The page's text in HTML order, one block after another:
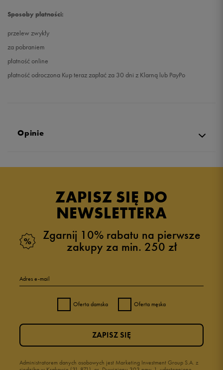
Sposoby płatności:
przelew zwykły
za pobraniem
płatność online
płatność odroczona Kup teraz zapłać za 30 dni z Klarną lub PayPo
Opinie
ZAPISZ SIĘ DO
NEWSLETTERA
Zgarnij 10% rabatu na pierwsze
zakupy za min. 250 zł
Adres e-mail
Oferta damska Oferta męska
Administratorem danych osobowych jest Marketing Investment Group S.A. z
ZAPISZ SIĘ